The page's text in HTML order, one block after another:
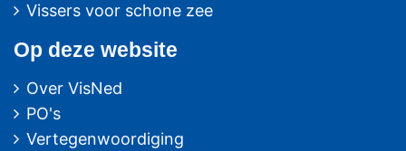
Vissers voor schone zee
Op deze website
Over VisNed
PO's
Vertegenwoordiging